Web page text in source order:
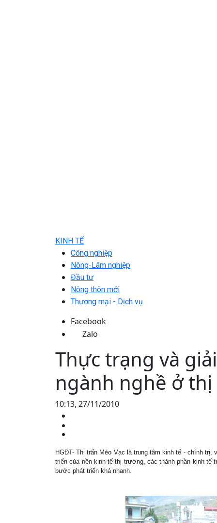
KINH TẾ
Công nghiệp
Nông-Lâm nghiệp
Đầu tư
Nông thôn mới
Thương mại - Dịch vụ
Facebook
Zalo
Thực trạng và
ngành nghề ở thị
10:13, 27/11/2010
HGĐT- Thị trấn Mèo Vạc là trung tâm kinh tế - chính
triển của nền kinh tế thị trường, các thành phần kinh tế
bước phát triển khá nhanh.